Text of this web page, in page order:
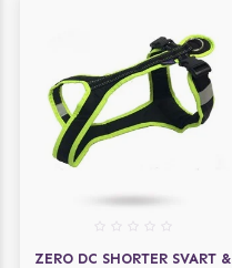
ZERO DC SHORTER SVART &